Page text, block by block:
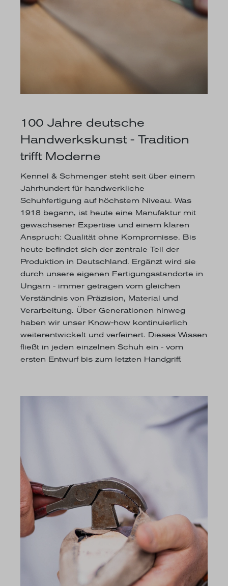
100 Jahre deutsche
Handwerkskunst - Tradition
trifft Moderne
Kennel & Schmenger steht seit über einem
Jahrhundert für handwerkliche
Schuhfertigung auf höchstem Niveau. Was
1918 begann, ist heute eine Manufaktur mit
gewachsener Expertise und einem klaren
Anspruch: Qualität ohne Kompromisse. Bis
heute befindet sich der zentrale Teil der
Produktion in Deutschland. Ergänzt wird sie
durch unsere eigenen Fertigungsstandorte in
Ungarn - immer getragen vom gleichen
Verständnis von Präzision, Material und
Verarbeitung. Über Generationen hinweg
haben wir unser Know-how kontinuierlich
weiterentwickelt und verfeinert. Dieses Wissen
fließt in jeden einzelnen Schuh ein - vom
ersten Entwurf bis zum letzten Handgriff.